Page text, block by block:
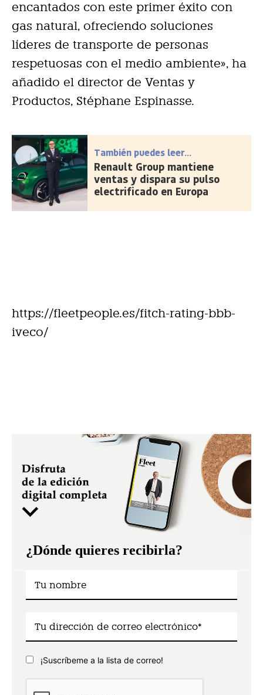
encantados con este primer éxito con
gas natural, ofreciendo soluciones
líderes de transporte de personas
respetuosas con el medio ambiente», ha
añadido el director de Ventas y
Productos, Stéphane Espinasse.
También puedes leer...
Renault Group mantiene
ventas y dispara su pulso
electrificado en Europa
https://fleetpeople.es/fitch-rating-bbb-
iveco/
¿Dónde quieres recibirla?
¡Suscríbeme a la lista de correo!